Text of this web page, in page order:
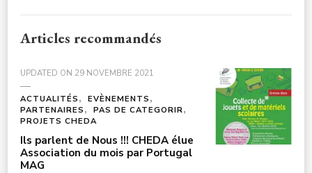
Articles recommandés
UPDATED ON 29 NOVEMBRE 2021
ACTUALITÉS
EVÈNEMENTS
PARTENAIRES
PAS DE CATEGORIR
PROJETS CHEDA
Ils parlent de Nous !!! CHEDA élue
Association du mois par Portugal
MAG